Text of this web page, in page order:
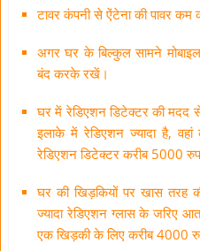
टावर कंपनी से ऐंटेना की पावर कम
अगर घर के बिल्कुल सामने
बंद करके रखें।
घर में रेडिएशन डिटेक्टर की
इलाके में रेडिएशन ज्यादा है,
रेडिएशन डिटेक्टर करीब 5000
घर की खिड़कियों पर खास तरह
ज्यादा रेडिएशन ग्लास के जरिए
एक खिड़की के लिए करीब 4000